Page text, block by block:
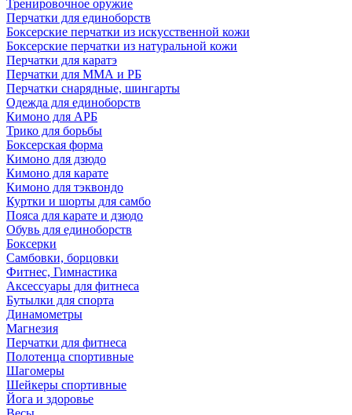
Тренировочное оружие
Перчатки для единоборств
Боксерские перчатки из искусственной кожи
Боксерские перчатки из натуральной кожи
Перчатки для каратэ
Перчатки для ММА и РБ
Перчатки снарядные, шингарты
Одежда для единоборств
Кимоно для АРБ
Трико для борьбы
Боксерская форма
Кимоно для дзюдо
Кимоно для карате
Кимоно для тэквондо
Куртки и шорты для самбо
Пояса для карате и дзюдо
Обувь для единоборств
Боксерки
Самбовки, борцовки
Фитнес, Гимнастика
Аксессуары для фитнеса
Бутылки для спорта
Динамометры
Магнезия
Перчатки для фитнеса
Полотенца спортивные
Шагомеры
Шейкеры спортивные
Йога и здоровье